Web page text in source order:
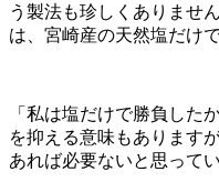
う製法も珍しくありませ
は、宮崎産の天然塩だけで
「私は塩だけで勝負した
を抑える意味もあります
あれば必要ないと思ってい